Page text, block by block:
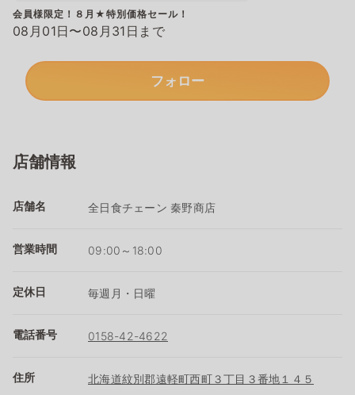
会員様限定！８月★特別価格セール！
08月01日〜08月31日まで
フォロー
店舗情報
店舗名 全日食チェーン 秦野商店
営業時間 09:00～18:00
定休日 毎週月・日曜
電話番号 0158-42-4622
住所 北海道紋別郡遠軽町西町３丁目３番地１４５